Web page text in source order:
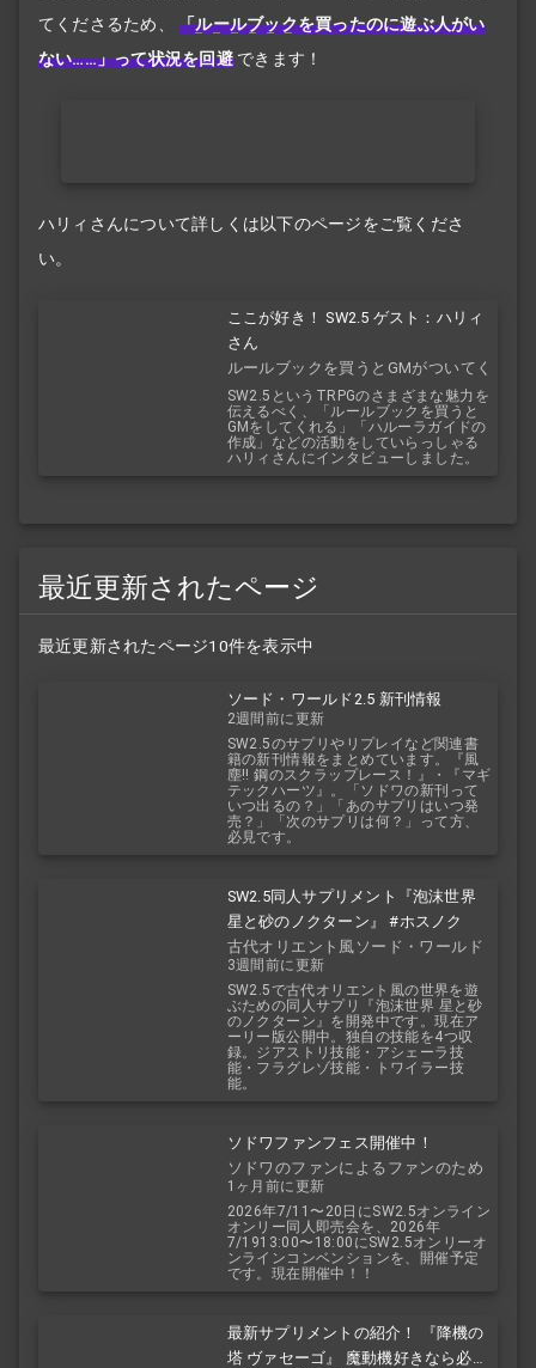
てくださるため、
「ルールブックを買ったのに遊ぶ人がい
ない……」って状況を回避 できます！
ハリィさんについて詳しくは以下のページをご覧くださ
い。
ここが好き！ SW2.5 ゲスト：ハリィ
さん
ルールブックを買うとGMがついてく
る！？
SW2.5というTRPGのさまざまな魅力を
伝えるべく、「ルールブックを買うと
GMをしてくれる」「ハルーラガイドの
作成」などの活動をしていらっしゃる
ハリィさんにインタビューしました。
最近更新されたページ
最近更新されたページ10件を表示中
ソード・ワールド2.5 新刊情報
2週間前に更新
SW2.5のサプリやリプレイなど関連書
籍の新刊情報をまとめています。『風
塵!! 鋼のスクラップレース！』・『マギ
テックハーツ』。「ソドワの新刊って
いつ出るの？」「あのサプリはいつ発
売？」「次のサプリは何？」って方、
必見です。
SW2.5同人サプリメント『泡沫世界
星と砂のノクターン』 #ホスノク
古代オリエント風ソード・ワールド
2.5
3週間前に更新
SW2.5で古代オリエント風の世界を遊
ぶための同人サプリ『泡沫世界 星と砂
のノクターン』を開発中です。現在ア
ーリー版公開中。独自の技能を4つ収
録。ジアストリ技能・アシェーラ技
能・フラグレゾ技能・トワイラー技
能。
ソドワファンフェス開催中！
ソドワのファンによるファンのため
のお祭り！
1ヶ月前に更新
2026年7/11〜20日にSW2.5オンライン
オンリー同人即売会を、2026年
7/1913:00〜18:00にSW2.5オンリーオ
ンラインコンベンションを、開催予定
です。現在開催中！！
最新サプリメントの紹介！ 『降機の
塔 ヴァセーゴ』 魔動機好きなら必